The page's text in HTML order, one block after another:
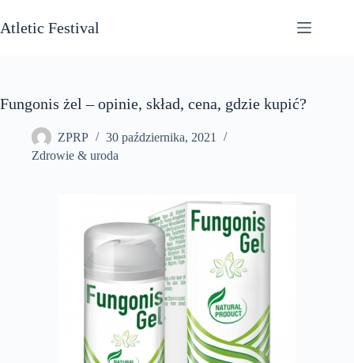
do
treści
Atletic Festival
Fungonis żel – opinie, skład, cena, gdzie kupić?
ZPRP
30 października, 2021
Zdrowie & uroda